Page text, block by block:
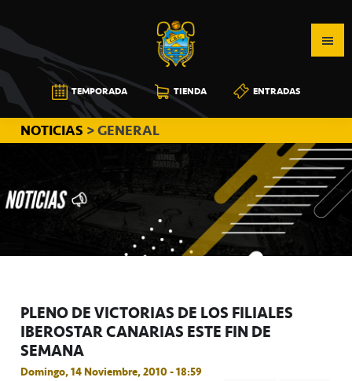
a
la
navegación
principal
al
contenido
principal
a
la
barra
lateral
principal
CB
CANARIAS
TEMPORADA TIENDA ENTRADAS
NOTICIAS > GENERAL
PLENO DE VICTORIAS DE LOS FILIALES
IBEROSTAR CANARIAS ESTE FIN DE
SEMANA
Domingo, 14 Noviembre, 2010 - 18:59